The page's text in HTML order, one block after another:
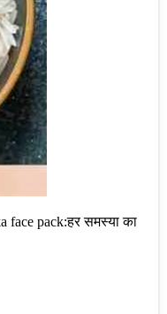
face pack:हर समस्या का